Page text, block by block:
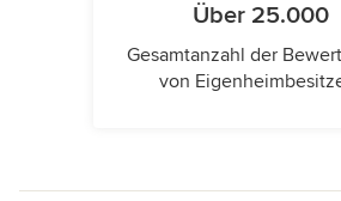
Über 25.000
Gesamtanzahl der
von